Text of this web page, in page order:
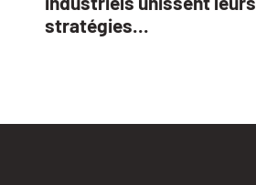
stratégies...